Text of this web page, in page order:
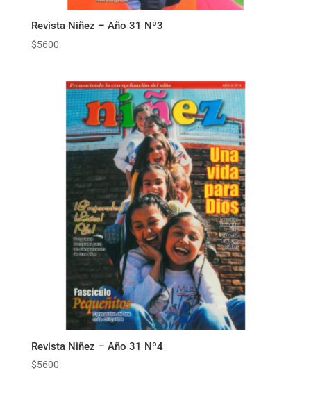
Revista Niñez – Año 31 Nº3
$5600
Revista Niñez – Año 31 Nº4
$5600